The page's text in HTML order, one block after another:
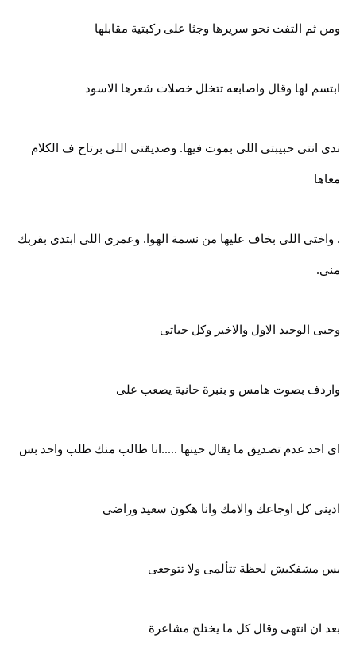
ومن ثم التفت نحو سريرها وجثا على ركبتية مقابلها
ابتسم لها وقال واصابعه تتخلل خصلات شعرها الاسود
ندى انتى حبيبتى اللى بموت فيها. وصديقتى اللى برتاح ف الكلام
معاها
. واختى اللى بخاف عليها من نسمة الهوا. وعمرى اللى ابتدى بقربك
منى.
وحبى الوحيد الاول والاخير وكل حياتى
واردف بصوت هامس و بنبرة حانية يصعب على
اى احد عدم تصديق ما يقال حينها .....انا طالب منك طلب واحد بس
ادينى كل اوجاعك والامك وانا هكون سعيد وراضى
بس مشفكيش لحظة تتألمى ولا تتوجعى
بعد ان انتهى وقال كل ما يختلج مشاعرة